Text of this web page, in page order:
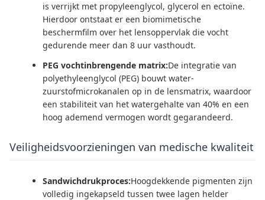
is verrijkt met propyleenglycol, glycerol en ectoïne.
Hierdoor ontstaat er een biomimetische
beschermfilm over het lensoppervlak die vocht
gedurende meer dan 8 uur vasthoudt.
PEG vochtinbrengende matrix:De integratie van
polyethyleenglycol (PEG) bouwt water-
zuurstofmicrokanalen op in de lensmatrix, waardoor
een stabiliteit van het watergehalte van 40% en een
hoog ademend vermogen wordt gegarandeerd.
Veiligheidsvoorzieningen van medische kwaliteit
Sandwichdrukproces:Hoogdekkende pigmenten zijn
volledig ingekapseld tussen twee lagen helder